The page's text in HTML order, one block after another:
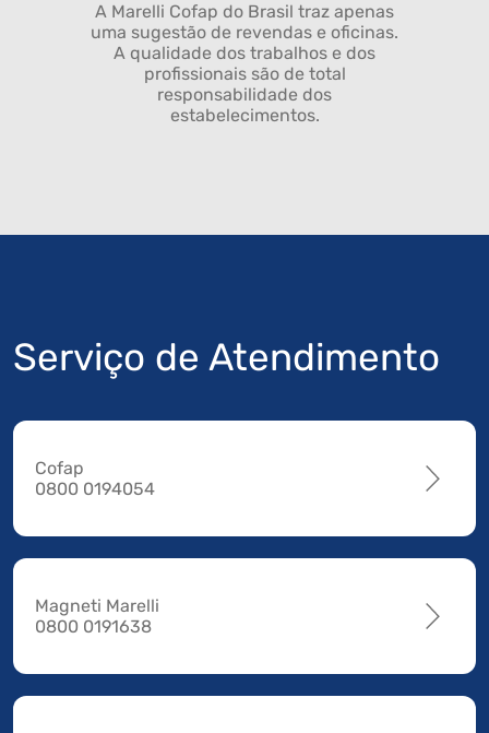
A Marelli Cofap do Brasil traz apenas
uma sugestão de revendas e oficinas.
A qualidade dos trabalhos e dos
profissionais são de total
responsabilidade dos
estabelecimentos.
Serviço de Atendimento
Cofap
0800 0194054
Magneti Marelli
0800 0191638